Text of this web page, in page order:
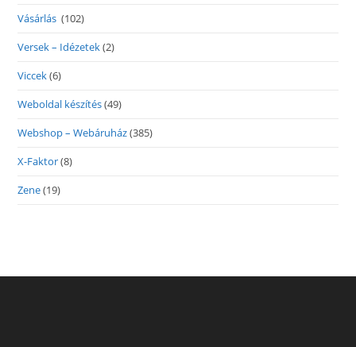
Vásárlás (102)
Versek – Idézetek(2)
Viccek(6)
Weboldal készítés(49)
Webshop – Webáruház(385)
X-Faktor(8)
Zene(19)